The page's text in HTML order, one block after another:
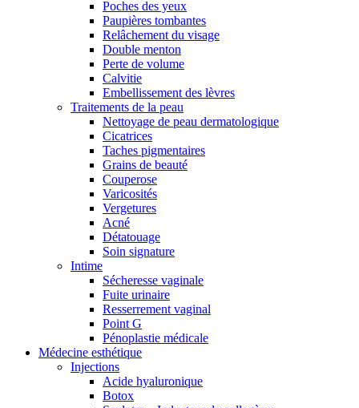
Poches des yeux
Paupières tombantes
Relâchement du visage
Double menton
Perte de volume
Calvitie
Embellissement des lèvres
Traitements de la peau
Nettoyage de peau dermatologique
Cicatrices
Taches pigmentaires
Grains de beauté
Couperose
Varicosités
Vergetures
Acné
Détatouage
Soin signature
Intime
Sécheresse vaginale
Fuite urinaire
Resserrement vaginal
Point G
Pénoplastie médicale
Médecine esthétique
Injections
Acide hyaluronique
Botox